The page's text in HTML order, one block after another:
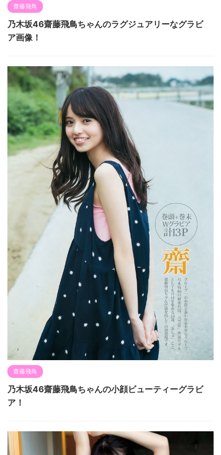
齋藤飛鳥
乃木坂46齋藤飛鳥ちゃんのラグジュアリーなグラビ
ア画像！
齋藤飛鳥
乃木坂46齋藤飛鳥ちゃんの小顔ビューティーグラビ
ア！